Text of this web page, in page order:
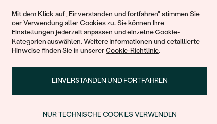
Mit dem Klick auf „Einverstanden und fortfahren" stimmen Sie
der Verwendung aller Cookies zu. Sie können Ihre
Einstellungen jederzeit anpassen und einzelne Cookie-
Kategorien auswählen. Weitere Informationen und detaillierte
Hinweise finden Sie in unsererCookie-Richtlinie.
EINVERSTANDEN UND FORTFAHREN
NUR TECHNISCHE COOKIES VERWENDEN
© 2011 - 2026, Eppi.de